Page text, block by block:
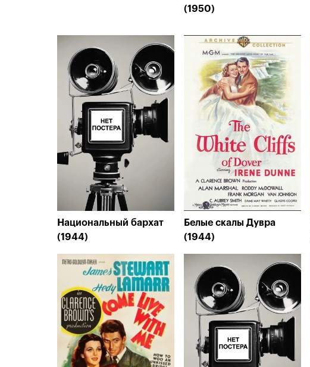
(1950)
Национальный бархат
(1944)
Белые скалы Дувра
(1944)